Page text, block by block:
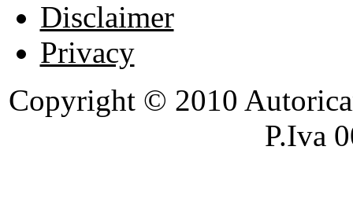
Disclaimer
Privacy
Copyright © 2010
P.Iva